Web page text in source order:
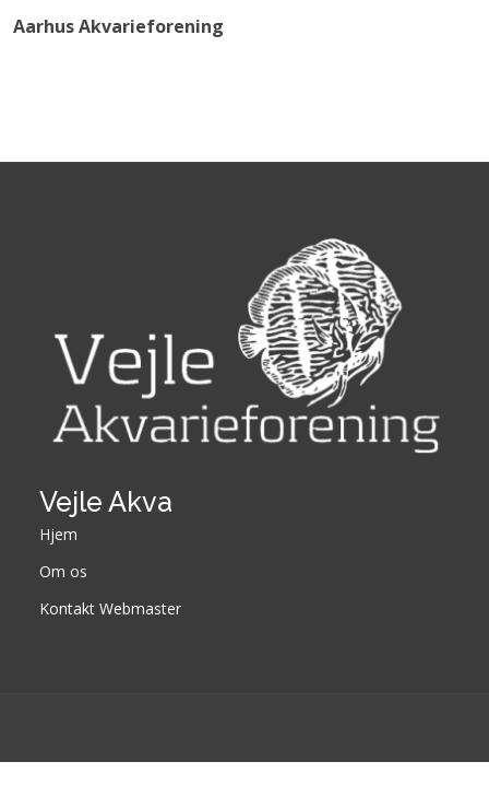
Aarhus Akvarieforening
Vejle Akva
Hjem
Om os
Kontakt Webmaster